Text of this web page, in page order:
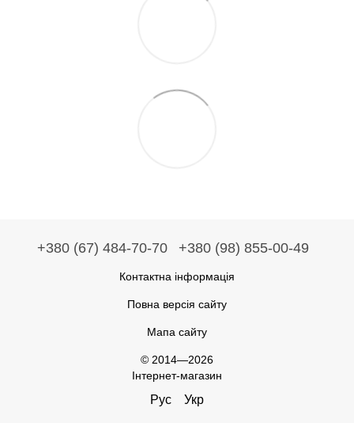
+380 (67) 484-70-70 +380 (98) 855-00-49
Контактна інформація
Повна версія сайту
Мапа сайту
© 2014—2026
Інтернет-магазин
Рус Укр